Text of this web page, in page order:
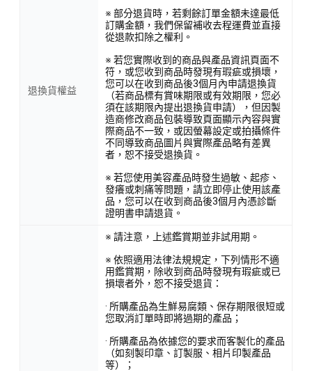
退換貨權益
※ 部分退貨時，若剩餘訂單金額未達最低
訂購金額，我們保留補收去程運費並直接
從退款扣除之權利。
※ 若您實際收到的商品與產品資訊頁面不
符，或您收到商品時發現有瑕疵或損壞，
您可以在收到商品後3個月內申請退換貨
（若商品標有賞味期限或有效期限，您必
須在該期限內提出退換貨申請），但因製
造商修改商品包裝導致頁面顯示內容與實
際商品不一致，或因螢幕設定或拍攝條件
不同導致商品圖片與實際產品略有差異
者，恕不接受退換貨。
※ 若您使用美容產品時發生過敏、起疹、
發癢或刺痛等問題，請立即停止使用該產
品，您可以在收到商品後3個月內憑診斷
證明書申請退貨。
※ 請注意，上述鑑賞期並非試用期。
※ 依照適用法律法規規定，下列情形不適
用鑑賞期，除收到商品時發現有瑕疵或已
損壞者外，恕不接受退貨：
· 所購產品為生鮮易腐類、保存期限很短或
您取消訂單時即將過期的產品；
· 所購產品為依據您的要求而客製化的產品
（如刻製印章、訂製服、相片印製產品
等）；